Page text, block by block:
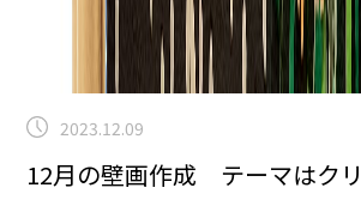
2023.12.09
12月の壁画作成 テーマはク